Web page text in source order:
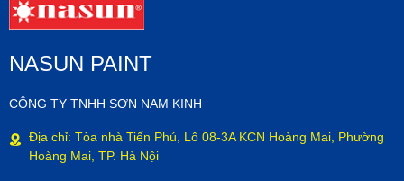
NASUN PAINT
CÔNG TY TNHH SƠN NAM KINH
Địa chỉ: Tòa nhà Tiến Phú, Lô 08-3A KCN Hoàng Mai, Phường
Hoàng Mai, TP. Hà Nội